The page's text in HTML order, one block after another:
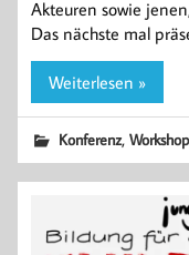
Akteuren sowie
Das nächste mal
Weiterlesen »
Konferenz,